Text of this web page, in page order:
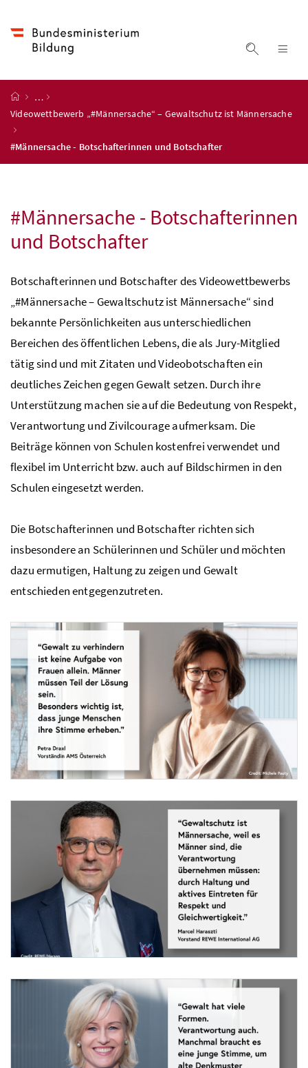
Suche
Startseite
…
Videowettbewerb „#Männersache“ – Gewaltschutz ist Männersache
#Männersache - Botschafterinnen und Botschafter
#Männersache - Botschafterinnen
und Botschafter
Botschafterinnen und Botschafter des Videowettbewerbs
„#Männersache – Gewaltschutz ist Männersache“ sind
bekannte Persönlichkeiten aus unterschiedlichen
Bereichen des öffentlichen Lebens, die als Jury-Mitglied
tätig sind und mit Zitaten und Videobotschaften ein
deutliches Zeichen gegen Gewalt setzen. Durch ihre
Unterstützung machen sie auf die Bedeutung von Respekt,
Verantwortung und Zivilcourage aufmerksam. Die
Beiträge können von Schulen kostenfrei verwendet und
flexibel im Unterricht bzw. auch auf Bildschirmen in den
Schulen eingesetzt werden.
Die Botschafterinnen und Botschafter richten sich
insbesondere an Schülerinnen und Schüler und möchten
dazu ermutigen, Haltung zu zeigen und Gewalt
entschieden entgegenzutreten.
Foto 1: Michele Pauty
Gewalt beginnt oft dort, wo Chancen fehlen.
Ein eigenes Einkommen bedeutet mehr als finanzielle Sicherheit – es bedeutet
Aber: Gewalt zu verhindern ist keine Aufgabe von Frauen allein. Männer müssen
Besonders wichtig ist, dass junge Menschen ihre Stimme erheben. Schüler
Ich freue mich, Teil der Jury zu sein – und ganz besonders auf die Ideen, die
Gemeinsam können wir etwas bewegen.
Petra Draxl, VorständinAMS Österreich.
Foto 2: REWE/Harson
Die REWE Group steht für Verantwortung – gegenüber unseren
Gewaltschutz ist Männersache, weil es Männer sind, die Verantwortung
Besonders wichtig ist mir, dass junge Menschen gehört werden. Wenn
Deshalb unterstütze ich diese Initiative – klar, sichtbar und aus Überzeugung.
Marcel Haraszti, Vorstand REWE International AG